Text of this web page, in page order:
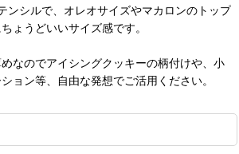
ンシルで、オレオサイズやマカロンのトップ
ょうどいいサイズ感です。
なのでアイシングクッキーの柄付けや、小
ョン等、自由な発想でご活用ください。